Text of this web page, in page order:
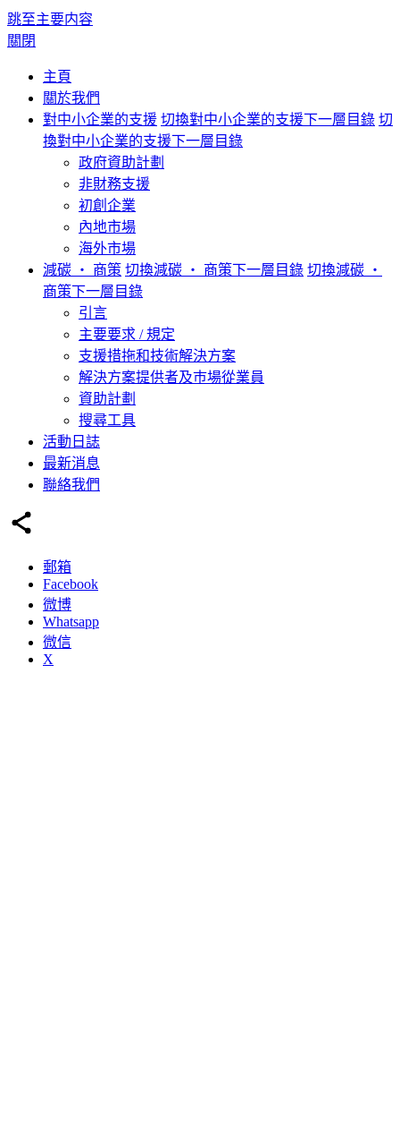
跳至主要内容
關閉
主頁
關於我們
對中小企業的支援 切換對中小企業的支援下一層目錄 切
換對中小企業的支援下一層目錄
政府資助計劃
非財務支援
初創企業
內地市場
海外市場
減碳 ‧ 商策 切換減碳 ‧ 商策下一層目錄 切換減碳 ‧
商策下一層目錄
引言
主要要求 / 規定
支援措拖和技術解決方案
解決方案提供者及巿場從業員
資助計劃
搜尋工具
活動日誌
最新消息
聯絡我們
郵箱
Facebook
微博
Whatsapp
微信
X